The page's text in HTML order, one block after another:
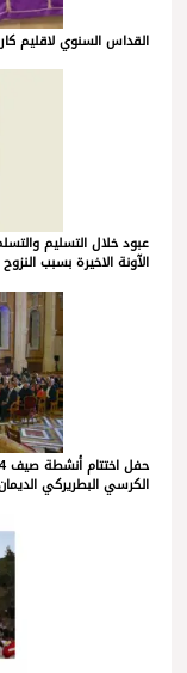
القداس السنوي لاقليم
عبود خلال التسليم
الآونة الاخيرة بسبب النزوح
الكرسي البطريركي الديمان - الاحد